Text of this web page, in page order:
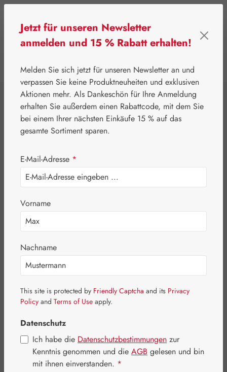
⌂ Handelswaren Nährstoffe
Burgerstein
Coenzym Q-10 50
mg Lutschtabletten
Bildergalerie überspringen
Jetzt für unseren Newsletter
anmelden und 15 % Rabatt erhalten!
Melden Sie sich jetzt für unseren Newsletter an und
verpassen Sie keine Produktneuheiten und exklusiven
Aktionen mehr. Als Dankeschön für Ihre Anmeldung
erhalten Sie außerdem einen Rabattcode, mit dem Sie
bei einem Ihrer nächsten Einkäufe 15 % auf das
gesamte Sortiment sparen.
E-Mail-Adresse *
Vorname
Nachname
This site is protected by Friendly Captcha and its Privacy
Policy and Terms of Use apply.
Datenschutz
Ich habe die Datenschutzbestimmungen zur
Kenntnis genommen und die AGB gelesen und bin
mit ihnen einverstanden. *